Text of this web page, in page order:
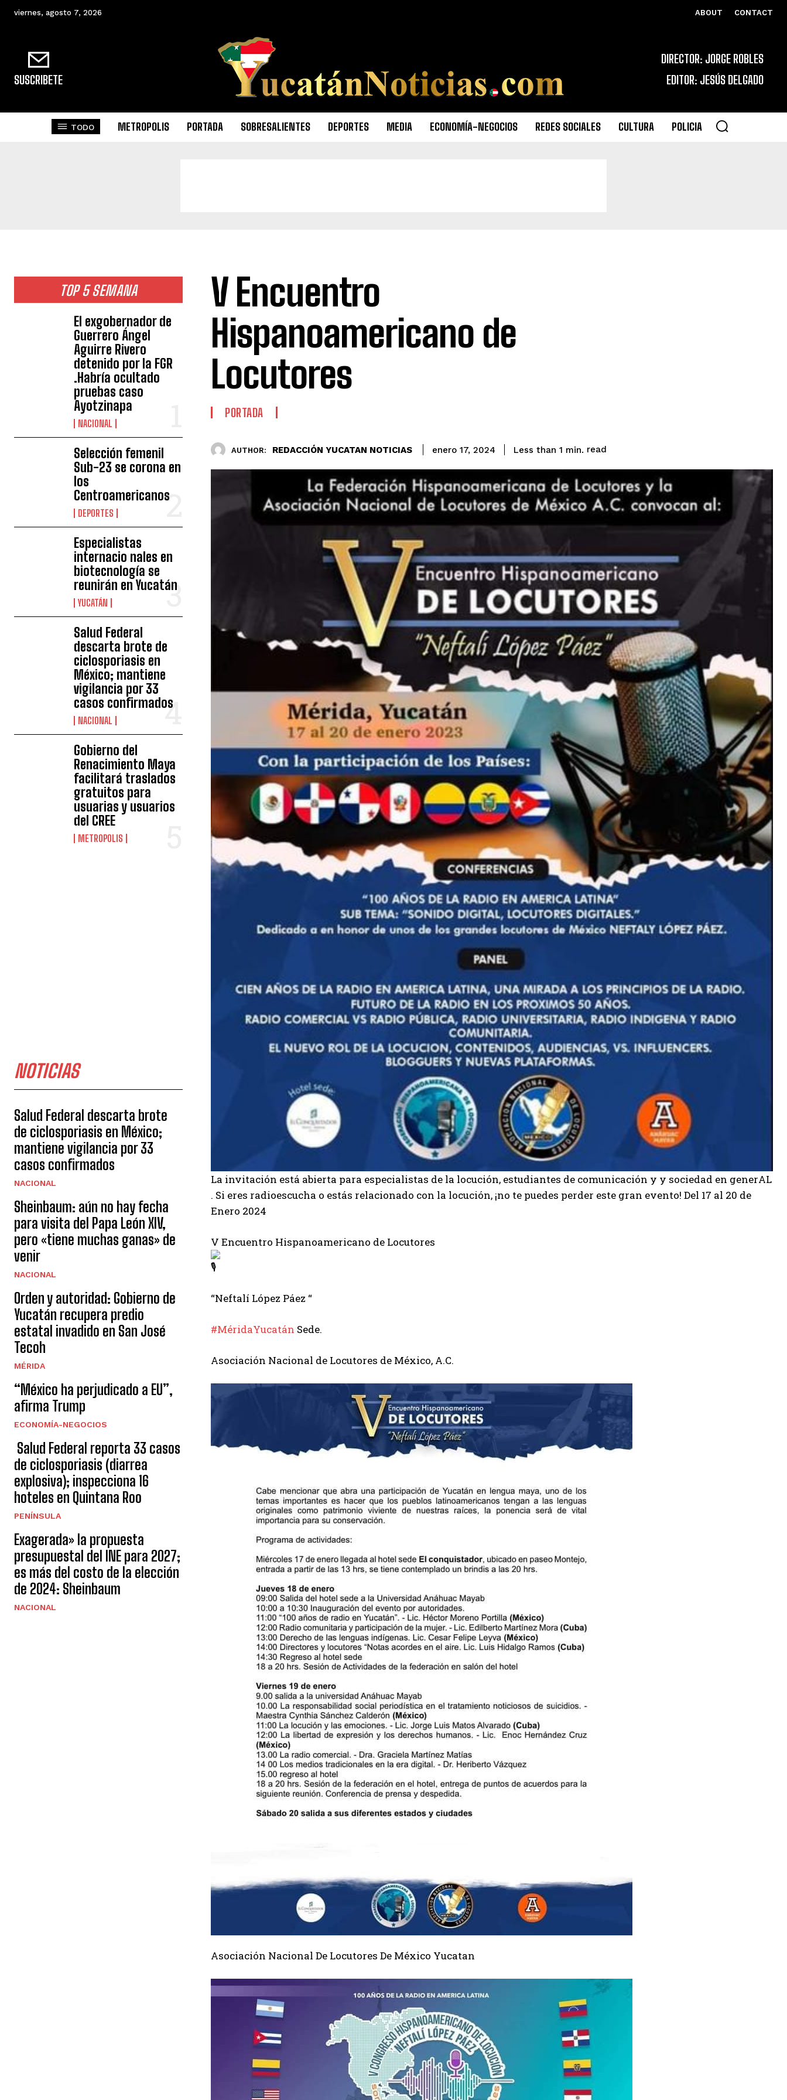
viernes, agosto 7, 2026 ABOUT CONTACT
SUSCRIBETE
DIRECTOR: JORGE ROBLES
EDITOR: JESÚS DELGADO
TODO METROPOLIS PORTADA SOBRESALIENTES DEPORTES MEDIA ECONOMÍA-NEGOCIOS REDES SOCIALES CULTURA POLICIA
TOP 5 SEMANA
El exgobernador de
Guerrero Ángel
Aguirre Rivero
detenido por la FGR
.Habría ocultado
pruebas caso
Ayotzinapa
NACIONAL
Selección femenil
Sub-23 se corona en
los
Centroamericanos
DEPORTES
Especialistas
internacio nales en
biotecnología se
reunirán en Yucatán
YUCATÁN
Salud Federal
descarta brote de
ciclosporiasis en
México; mantiene
vigilancia por 33
casos confirmados
NACIONAL
Gobierno del
Renacimiento Maya
facilitará traslados
gratuitos para
usuarias y usuarios
del CREE
METROPOLIS
NOTICIAS
Salud Federal descarta brote
de ciclosporiasis en México;
mantiene vigilancia por 33
casos confirmados
NACIONAL
Sheinbaum: aún no hay fecha
para visita del Papa León XIV,
pero «tiene muchas ganas» de
venir
NACIONAL
Orden y autoridad: Gobierno de
Yucatán recupera predio
estatal invadido en San José
Tecoh
MÉRIDA
“México ha perjudicado a EU”,
afirma Trump
ECONOMÍA-NEGOCIOS
Salud Federal reporta 33 casos
de ciclosporiasis (diarrea
explosiva); inspecciona 16
hoteles en Quintana Roo
PENÍNSULA
Exagerada» la propuesta
presupuestal del INE para 2027;
es más del costo de la elección
de 2024: Sheinbaum
NACIONAL
V Encuentro
Hispanoamericano de
Locutores
PORTADA
AUTHOR: REDACCIÓN YUCATAN NOTICIAS enero 17, 2024 Less than 1 min. read
La invitación está abierta para especialistas de la locución, estudiantes de comunicación y y sociedad en generAL
. Si eres radioescucha o estás relacionado con la locución, ¡no te puedes perder este gran evento! Del 17 al 20 de
Enero 2024
V Encuentro Hispanoamericano de Locutores
“Neftalí López Páez “
#MéridaYucatán Sede.
Asociación Nacional de Locutores de México, A.C.
Asociación Nacional De Locutores De México Yucatan